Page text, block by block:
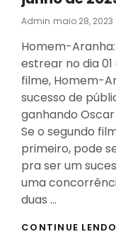
Admin Posted
Maio 28, 2023
Homem-
estrear no dia
filme, Homem-
sucesso de
ganhando
Se o segundo
primeiro, pode
pra ser um
uma
duas …
CONTINUE LENDO